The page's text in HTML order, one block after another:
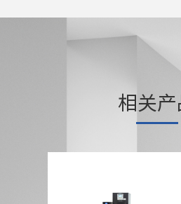
相关产